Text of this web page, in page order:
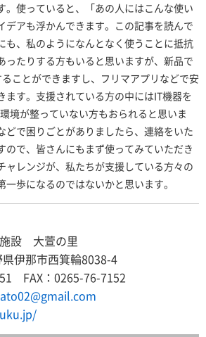
。使っていると、「あの人にはこんな使い
デアも浮かんできます。この記事を読んで
も、私のようになんとなく使うことに抵抗
ったりする方もいると思いますが、新品で
ことができますし、フリマアプリなどで安
ます。支援されている方の中にはIT機器を
境が整っていない方もおられると思いま
どで困りごとがありましたら、連絡をいた
ので、皆さんにもまず使ってみていただき
ャレンジが、私たちが支援している方々の
歩になるのではないかと思います。
設 大萱の里
伊那市西箕輪8038-4
FAX：0265-76-7152